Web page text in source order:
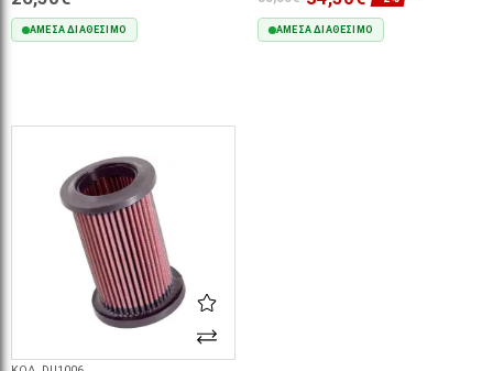
ΆΜΕΣΑ ΔΙΑΘΈΣΙΜΟ ΆΜΕΣΑ ΔΙΑΘΈΣΙΜΟ